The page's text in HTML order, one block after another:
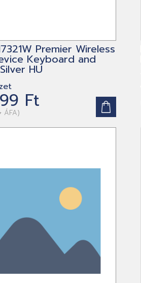
Premier Wireless
Keyboard and
HU
Ft
ÁFA)